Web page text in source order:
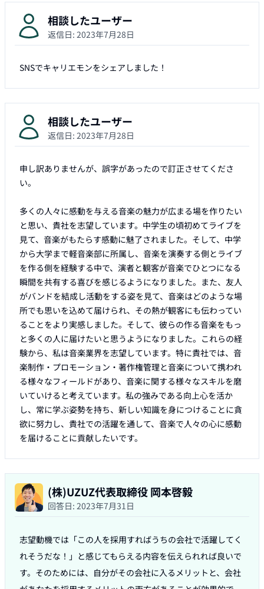
相談したユーザー
返信日: 2023年7月28日
SNSでキャリエモンをシェアしました！
相談したユーザー
返信日: 2023年7月28日
申し訳ありませんが、誤字があったので訂正させてくださ
い。
多くの人々に感動を与える音楽の魅力が広まる場を作りたい
と思い、貴社を志望しています。中学生の頃初めてライブを
見て、音楽がもたらす感動に魅了されました。そして、中学
から大学まで軽音楽部に所属し、音楽を演奏する側とライブ
を作る側を経験する中で、演者と観客が音楽でひとつになる
瞬間を共有する喜びを感じるようになりました。また、友人
がバンドを結成し活動をする姿を見て、音楽はどのような場
所でも思いを込めて届けられ、その熱が観客にも伝わってい
ることをより実感しました。そして、彼らの作る音楽をもっ
と多くの人に届けたいと思うようになりました。これらの経
験から、私は音楽業界を志望しています。特に貴社では、音
楽制作・プロモーション・著作権管理と音楽について携われ
る様々なフィールドがあり、音楽に関する様々なスキルを磨
いていけると考えています。私の強みである向上心を活か
し、常に学ぶ姿勢を持ち、新しい知識を身につけることに貪
欲に努力し、貴社での活躍を通して、音楽で人々の心に感動
を届けることに貢献したいです。
(株)UZUZ代表取締役 岡本啓毅
回答日: 2023年7月31日
志望動機では「この人を採用すればうちの会社で活躍してく
れそうだな！」と感じてもらえる内容を伝えられれば良いで
す。そのためには、自分がその会社に入るメリットと、会社